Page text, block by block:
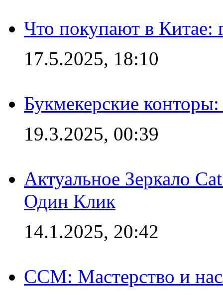
Что покупают в Китае:
17.5.2025, 18:10
Букмекерские
19.3.2025, 00:39
Актуальное Зеркало
Один Клик
14.1.2025, 20:42
CCM: Мастерство и